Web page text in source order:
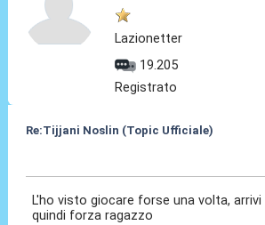
Lazionetter
19.205
Registrato
Re:Tijjani Noslin (Topic Ufficiale)
L'ho visto giocare forse una volta, arrivi
quindi forza ragazzo